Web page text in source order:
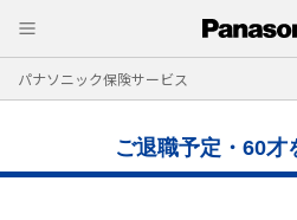
パナソニック保険サービス
ご退職予定・60才